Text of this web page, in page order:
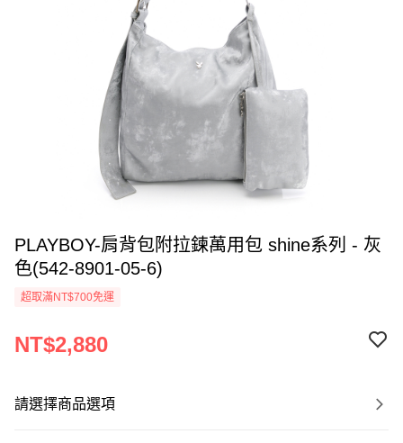
PLAYBOY-肩背包附拉鍊萬用包 shine系列 - 灰
色(542-8901-05-6)
超取滿NT$700免運
NT$2,880
請選擇商品選項